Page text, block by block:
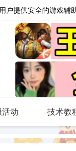
户提供安全的游戏辅
动 技术教